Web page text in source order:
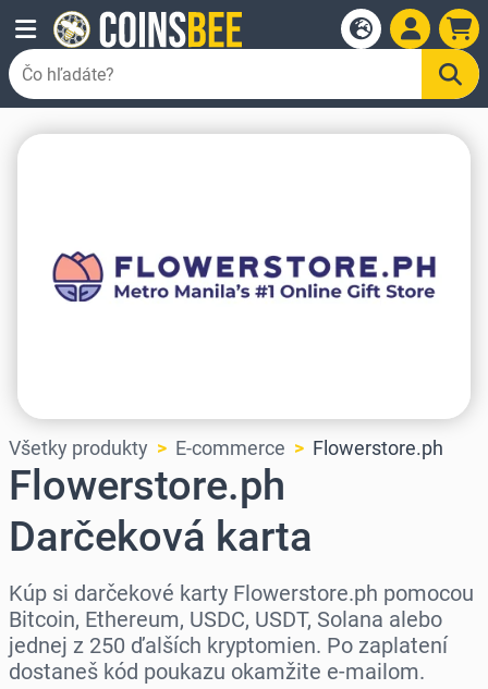
Všetky produkty E-commerce Flowerstore.ph
Flowerstore.ph
Darčeková karta
Kúp si darčekové karty Flowerstore.ph pomocou
Bitcoin, Ethereum, USDC, USDT, Solana alebo
jednej z 250 ďalších kryptomien. Po zaplatení
dostaneš kód poukazu okamžite e-mailom.